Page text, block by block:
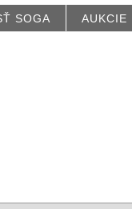
SOGA AUKCIE